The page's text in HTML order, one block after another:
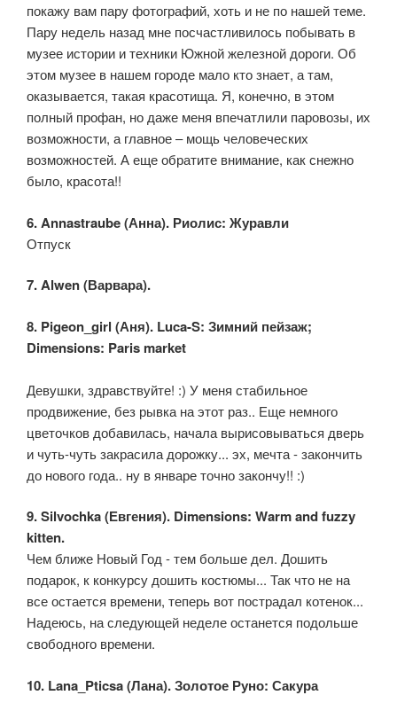
покажу вам пару фотографий, хоть и не по нашей теме.
Пару недель назад мне посчастливилось побывать в
музее истории и техники Южной железной дороги. Об
этом музее в нашем городе мало кто знает, а там,
оказывается, такая красотища. Я, конечно, в этом
полный профан, но даже меня впечатлили паровозы, их
возможности, а главное – мощь человеческих
возможностей. А еще обратите внимание, как снежно
было, красота!!
6. Annastraube (Анна). Риолис: Журавли
Отпуск
7. Alwen (Варвара).
8. Pigeon_girl (Аня). Luca-S: Зимний пейзаж;
Dimensions: Paris market
Девушки, здравствуйте! :) У меня стабильное
продвижение, без рывка на этот раз.. Еще немного
цветочков добавилась, начала вырисовываться дверь
и чуть-чуть закрасила дорожку... эх, мечта - закончить
до нового года.. ну в январе точно закончу!! :)
9. Silvochka (Евгения). Dimensions: Warm and fuzzy
kitten.
Чем ближе Новый Год - тем больше дел. Дошить
подарок, к конкурсу дошить костюмы... Так что не на
все остается времени, теперь вот пострадал котенок...
Надеюсь, на следующей неделе останется подольше
свободного времени.
10. Lana_Pticsa (Лана). Золотое Руно: Сакура